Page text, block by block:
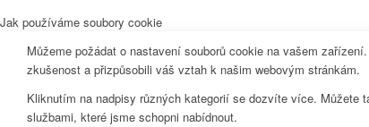
Jak používáme soubory cookie
Můžeme požádat o nastavení souborů cookie na vašem
zkušenost a přizpůsobili váš vztah k našim webovým stránkám.
Kliknutím na nadpisy různých kategorií se dozvíte více. Můžete
službami, které jsme schopni nabídnout.